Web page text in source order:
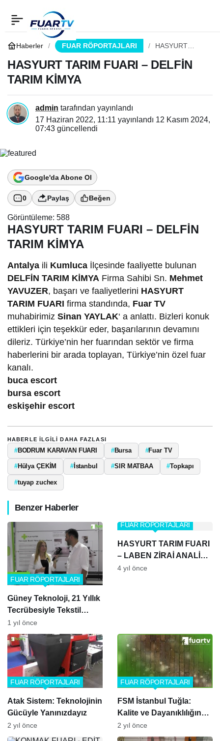
Haberler FUAR RÖPORTAJLARI
HASYURT
DELFİN TARIM
KİMYA
HASYURT TARIM FUARI – DELFİN
TARIM KİMYA
admin tarafından yayınlandı
17 Haziran 2022, 11:11 yayınlandı 12 Kasım 2024,
07:43 güncellendi
Google'da Abone Ol
0 Paylaş Beğen
Görüntüleme: 588
HASYURT TARIM FUARI – DELFİN
TARIM KİMYA
Antalya ili Kumluca İlçesinde faaliyette bulunan
DELFİN TARIM KİMYA Firma Sahibi Sn. Mehmet
YAVUZER, başarı ve faaliyetlerini HASYURT
TARIM FUARI firma standında, Fuar TV
muhabirimizSinan YAYLAK‘ a anlattı. Bizleri konuk
ettikleri için teşekkür eder, başarılarının devamını
dileriz. Türkiye’nin her fuarından sektör ve firma
haberlerini bir arada toplayan, Türkiye’nin özel fuar
kanalı.
buca escort
bursa escort
eskişehir escort
HASYURT TARIM FUARI
– DELFİN TARIM KİMYA
HABERLE ILGILI DAHA FAZLASI
#BODRUM KARAVAN FUARI #Bursa #Fuar TV
#Hülya ÇEKİM #İstanbul #SIR MATBAA #Topkapı
#tuyap zuchex
Benzer Haberler
Güney Teknoloji, 21 Yıllık
Tecrübesiyle Tekstil
Sektörüne Değer Katıyor
FUAR RÖPORTAJLARI
1 yıl önce
HASYURT TARIM FUARI
– LABEN ZİRAİ ANALİZ
LABORATUVARI
FUAR RÖPORTAJLARI
4 yıl önce
Atak Sistem: Teknolojinin
Gücüyle Yanınızdayız
FUAR RÖPORTAJLARI
2 yıl önce
FSM İstanbul Tuğla:
Kalite ve Dayanıklılığın
Adı
FUAR RÖPORTAJLARI
2 yıl önce